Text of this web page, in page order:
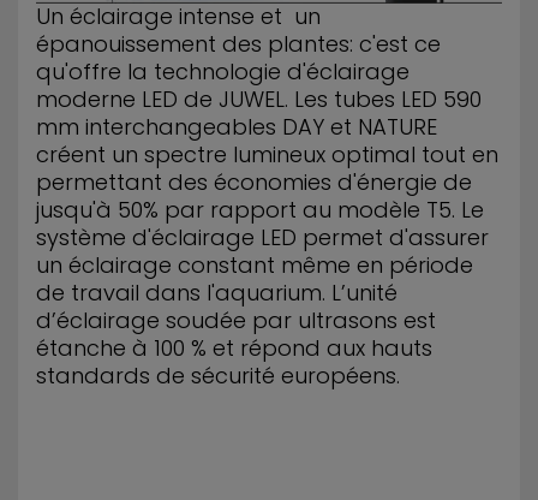
Un éclairage intense et un
épanouissement des plantes: c'est ce
qu'offre la technologie d'éclairage
moderne LED de JUWEL. Les tubes LED 590
mm interchangeables DAY et NATURE
créent un spectre lumineux optimal tout en
permettant des économies d'énergie de
jusqu'à 50% par rapport au modèle T5. Le
système d'éclairage LED permet d'assurer
un éclairage constant même en période
de travail dans l'aquarium. L’unité
d’éclairage soudée par ultrasons est
étanche à 100 % et répond aux hauts
standards de sécurité européens.